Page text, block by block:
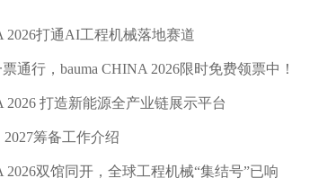
2026打通AI工程机械落地赛道
通行，bauma CHINA 2026限时免费领票中！
2026 打造新能源全产业链展示平台
2027筹备工作介绍
2026双馆同开，全球工程机械“集结号”已响